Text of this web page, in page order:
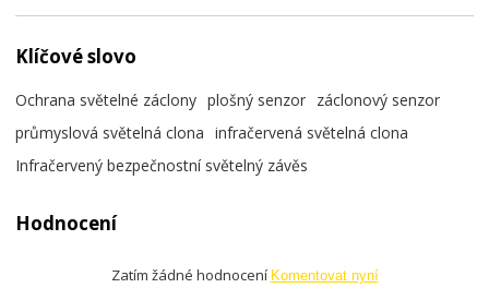
Klíčové slovo
Ochrana světelné záclony plošný senzor záclonový senzor
průmyslová světelná clona
infračervená světelná clona
Infračervený bezpečnostní světelný závěs
Hodnocení
Zatím žádné hodnocení Komentovat nyní